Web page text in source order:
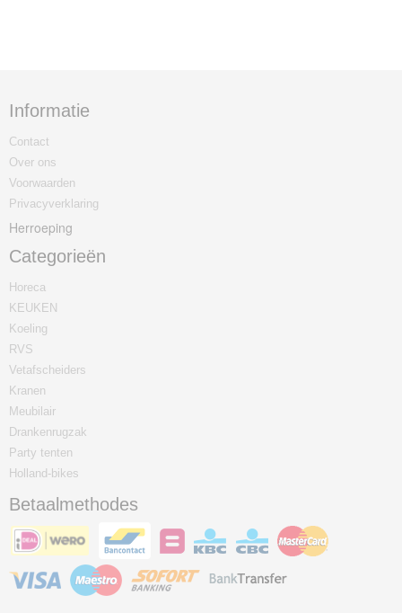
Informatie
Contact
Over ons
Voorwaarden
Privacyverklaring
Herroeping
Categorieën
Horeca
KEUKEN
Koeling
RVS
Vetafscheiders
Kranen
Meubilair
Drankenrugzak
Party tenten
Holland-bikes
Betaalmethodes